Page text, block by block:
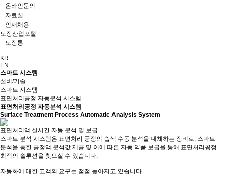
온라인문의
자료실
인재채용
도장산업포털
도장통
KR
EN
스마트 시스템
설비/기술
스마트 시스템
표면처리공정 자동분석 시스템
표면처리공정 자동분석 시스템
Surface Treatment Process Automatic Analysis System
표면처리액 실시간 자동 분석 및 보급
스마트 분석 시스템은 표면처리 공정의 습식 수동 분석을 대체하는 장비로, 스마트
분석을 통한 공정액 분석값 제공 및 이에 따른 자동 약품 보급을 통해 표면처리공정
최적의 솔루션을 찾으실 수 있습니다.
자동화에 대한 고객의 요구는 점점 높아지고 있습니다.